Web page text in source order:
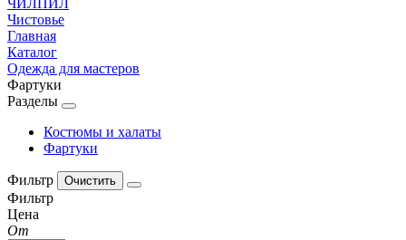
ЧИЛПИЛ
Чистовье
Главная
Каталог
Одежда для мастеров
Фартуки
Разделы
Костюмы и халаты
Фартуки
Фильтр
Фильтр
Цена
От